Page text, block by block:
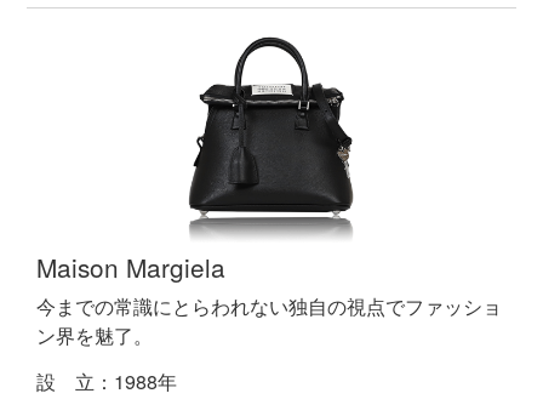
Maison Margiela
今までの常識にとらわれない独自の視点でファッショ
ン界を魅了。
設 立：1988年